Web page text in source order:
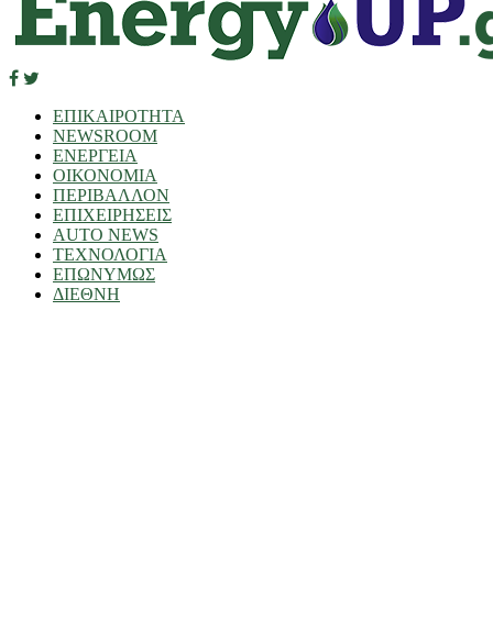
ΕΠΙΚΑΙΡΟΤΗΤΑ
NEWSROOM
ΕΝΕΡΓΕΙΑ
ΟΙΚΟΝΟΜΙΑ
ΠΕΡΙΒΑΛΛΟΝ
ΕΠΙΧΕΙΡΗΣΕΙΣ
AUTO NEWS
ΤΕΧΝΟΛΟΓΙΑ
ΕΠΩΝΥΜΩΣ
ΔΙΕΘΝΗ